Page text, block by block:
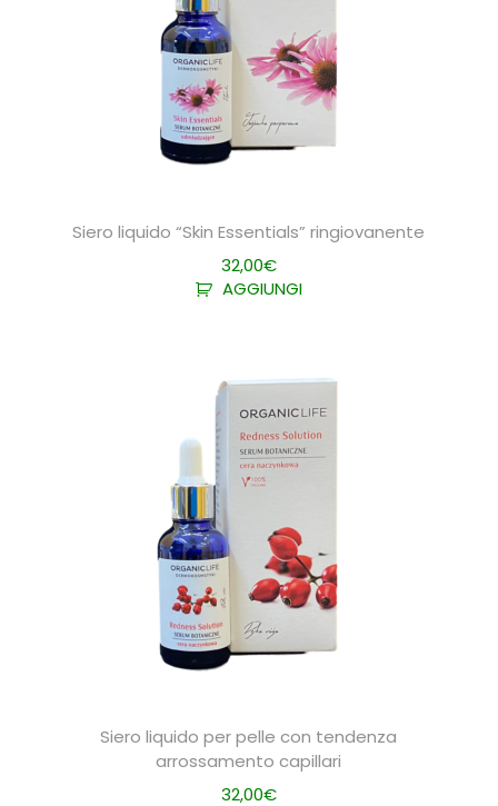
Siero liquido “Skin Essentials” ringiovanente
32,00€
AGGIUNGI
Siero liquido per pelle con tendenza
arrossamento capillari
32,00€